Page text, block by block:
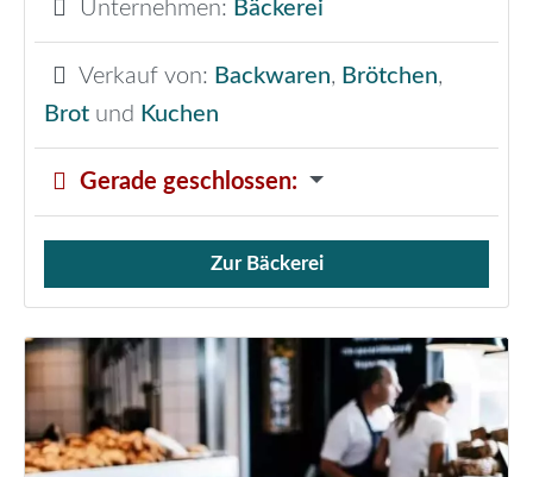
Unternehmen: Bäckerei
Verkauf von: Backwaren, Brötchen,
Brot und Kuchen
Gerade geschlossen:
Verkauf von Brötchen,
Zur Bäckerei